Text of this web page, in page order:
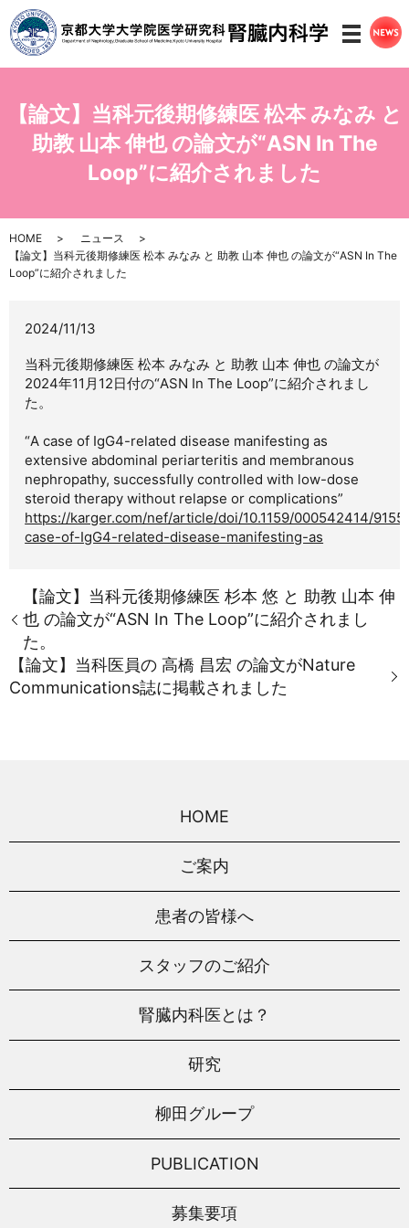
メニ
【論文】当科元後期修練医 松本 みなみ と
助教 山本 伸也 の論文が“ASN In The
Loop”に紹介されました
HOME
ニュース
【論文】当科元後期修練医 松本 みなみ と 助教 山本 伸也 の論文が“ASN In The
Loop”に紹介されました
2024/11/13
当科元後期修練医 松本 みなみ と 助教 山本 伸也 の論文が
2024年11月12日付の“ASN In The Loop”に紹介されまし
た。
“A case of IgG4-related disease manifesting as
extensive abdominal periarteritis and membranous
nephropathy, successfully controlled with low-dose
steroid therapy without relapse or complications”
https://karger.com/nef/article/doi/10.1159/000542414/
case-of-IgG4-related-disease-manifesting-as
【論文】当科元後期修練医 杉本 悠 と 助教 山本 伸
也 の論文が“ASN In The Loop”に紹介されまし
た。
【論文】当科医員の 高橋 昌宏 の論文がNature
Communications誌に掲載されました
HOME
ご案内
患者の皆様へ
スタッフのご紹介
腎臓内科医とは？
研究
柳田グループ
PUBLICATION
募集要項